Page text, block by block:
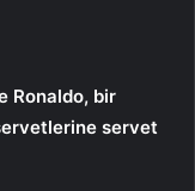
Ronaldo, bir
servet